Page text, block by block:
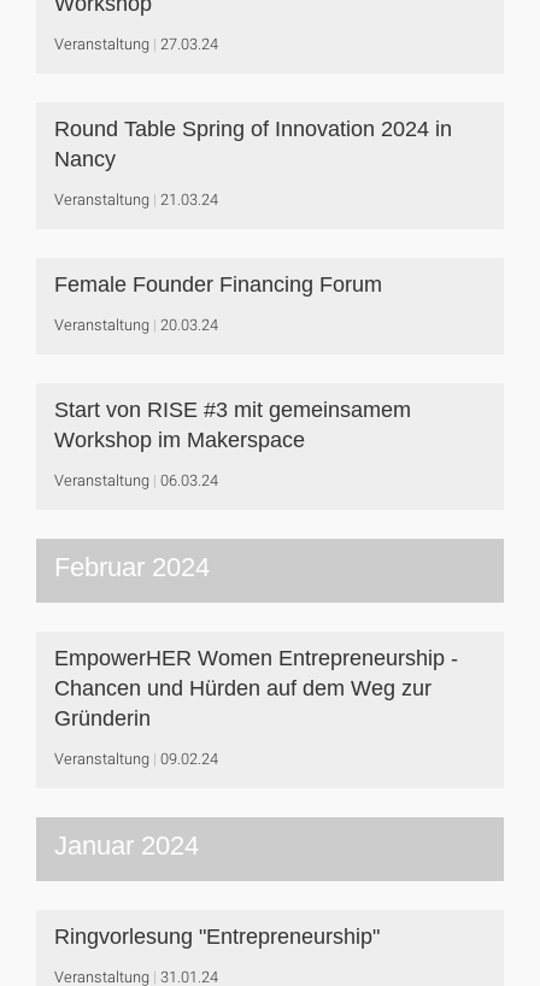
Veranstaltung 27.03.24
Round Table Spring of Innovation 2024 in
Nancy
Veranstaltung 21.03.24
Female Founder Financing Forum
Veranstaltung 20.03.24
Start von RISE #3 mit gemeinsamem
Workshop im Makerspace
Veranstaltung 06.03.24
Februar 2024
EmpowerHER Women Entrepreneurship -
Chancen und Hürden auf dem Weg zur
Gründerin
Veranstaltung 09.02.24
Januar 2024
Ringvorlesung "Entrepreneurship"
Veranstaltung 31.01.24